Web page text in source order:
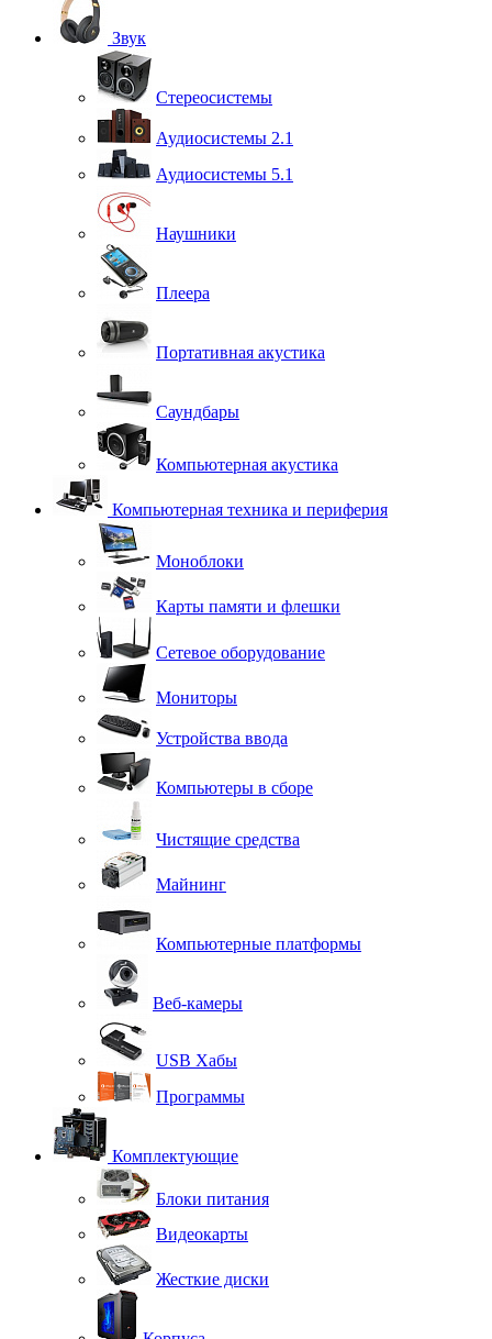
Звук
Стереосистемы
Аудиосистемы 2.1
Аудиосистемы 5.1
Наушники
Плеера
Портативная акустика
Саундбары
Компьютерная акустика
Компьютерная техника и периферия
Моноблоки
Карты памяти и флешки
Сетевое оборудование
Мониторы
Устройства ввода
Компьютеры в сборе
Чистящие средства
Майнинг
Компьютерные платформы
Веб-камеры
USB Хабы
Программы
Комплектующие
Блоки питания
Видеокарты
Жесткие диски